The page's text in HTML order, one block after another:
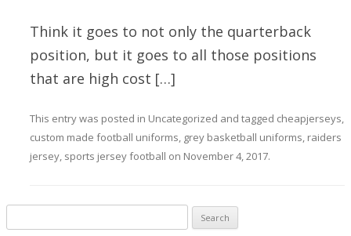
Think it goes to not only the quarterback
position, but it goes to all those positions
that are high cost […]
This entry was posted in Uncategorized and tagged cheapjerseys,
custom made football uniforms, grey basketball uniforms, raiders
jersey, sports jersey football on November 4, 2017.